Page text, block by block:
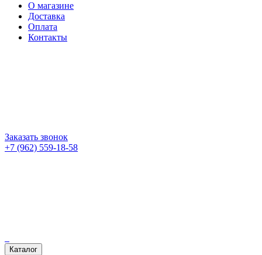
О магазине
Доставка
Оплата
Контакты
Заказать звонок
+7 (962) 559-18-58
Каталог